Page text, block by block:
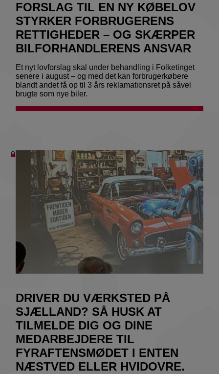
FORSLAG TIL EN NY KØBELOV
STYRKER FORBRUGERENS
RETTIGHEDER – OG SKÆRPER
BILFORHANDLERENS ANSVAR
Et nyt lovforslag skal under behandling i Folketinget
senere i august – og med det kan forbrugerkøbere
blandt andet få op til 3 års reklamationsret på såvel
brugte som nye biler.
DRIVER DU VÆRKSTED PÅ
SJÆLLAND? SÅ HUSK AT
TILMELDE DIG OG DINE
MEDARBEJDERE TIL
FYRAFTENSMØDET I ENTEN
NÆSTVED ELLER HVIDOVRE.